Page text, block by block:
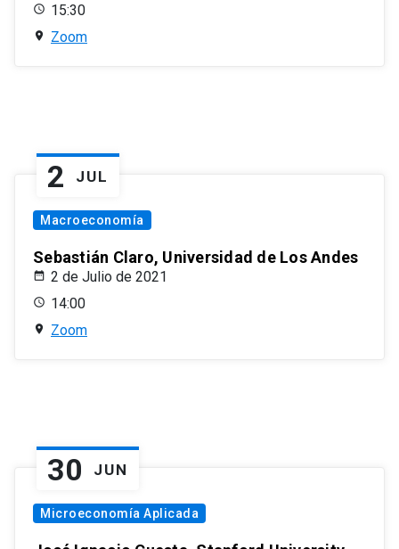
15:30
Zoom
2 JUL
Macroeconomía
Sebastián Claro, Universidad de Los Andes
2 de Julio de 2021
14:00
Zoom
30 JUN
Microeconomía Aplicada